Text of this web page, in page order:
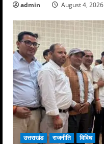
admin August 4, 2026
उत्तराखंड राजनीति विविध